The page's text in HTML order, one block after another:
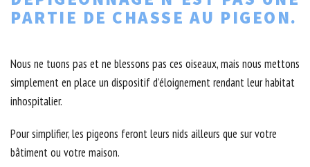
PARTIE DE CHASSE AU PIGEON.
Nous ne tuons pas et ne blessons pas ces oiseaux, mais nous mettons
simplement en place un dispositif d’éloignement rendant leur habitat
inhospitalier.
Pour simplifier, les pigeons feront leurs nids ailleurs que sur votre
bâtiment ou votre maison.